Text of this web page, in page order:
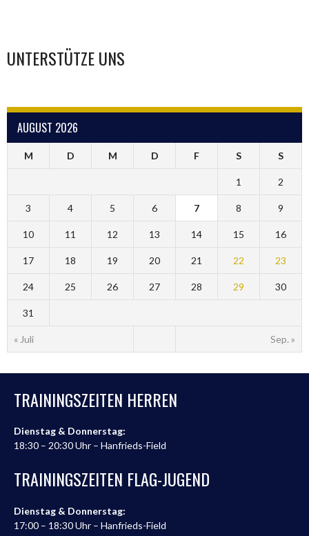
UNTERSTÜTZE UNS
AUGUST 2026
M D M D F S S
« Juli Sep. »
1 2
3 4 5 6 7 8 9
10 11 12 13 14 15 16
17 18 19 20 21 22 23
24 25 26 27 28 29 30
31
TRAININGSZEITEN HERREN
Dienstag & Donnerstag:
18:30 – 20:30 Uhr – Hanfrieds-Field
TRAININGSZEITEN FLAG-JUGEND
Dienstag & Donnerstag:
17:00 – 18:30 Uhr – Hanfrieds-Field